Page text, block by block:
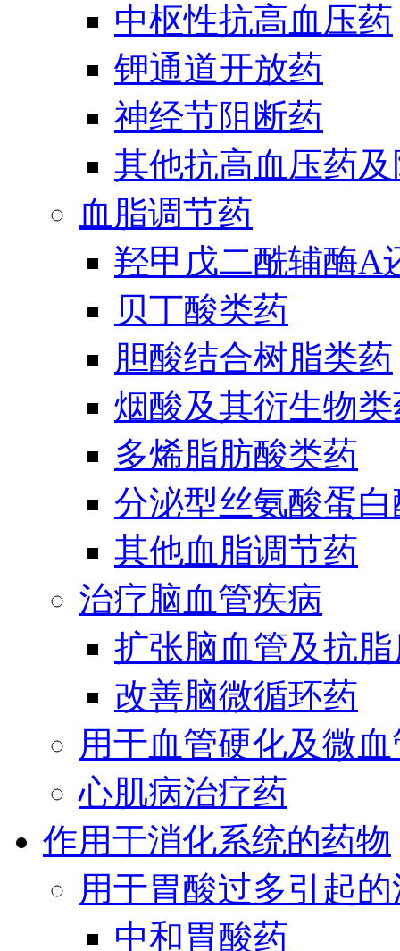
中枢性抗高血压药
钾通道开放药
神经节阻断药
其他抗高血压药
血脂调节药
羟甲戊二酰辅酶A
贝丁酸类药
胆酸结合树脂类药
烟酸及其衍生物
多烯脂肪酸类药
分泌型丝氨酸蛋
其他血脂调节药
治疗脑血管疾病
扩张脑血管及抗
改善脑微循环药
用于血管硬化及微
心肌病治疗药
作用于消化系统的药物
用于胃酸过多引起
中和胃酸药